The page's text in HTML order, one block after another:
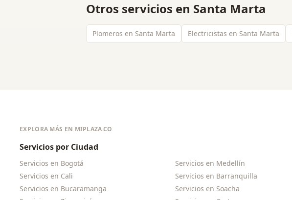
Otros servicios en Santa Marta
Plomeros en Santa Marta Electricistas en Santa Marta
EXPLORA MÁS EN MIPLAZA.CO
Servicios por Ciudad
Servicios en Bogotá Servicios en Medellín
Servicios en Cali Servicios en Barranquilla
Servicios en Bucaramanga Servicios en Soacha